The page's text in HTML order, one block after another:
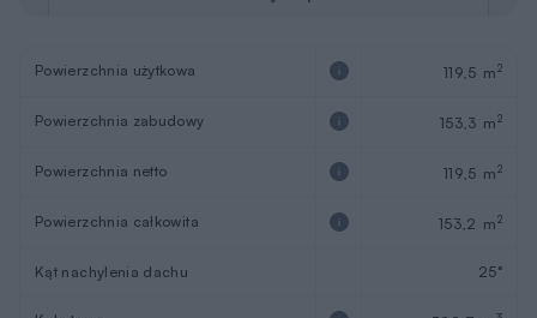
Powierzchnia użytkowa 119,5 m2
Powierzchnia zabudowy 153,3 m2
Powierzchnia netto 119,5 m2
Powierzchnia całkowita 153,2 m2
Kąt nachylenia dachu 25°